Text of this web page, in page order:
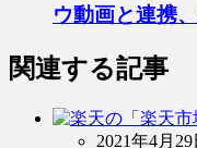
ウ動画と連携
関連する記事
2021年4月29